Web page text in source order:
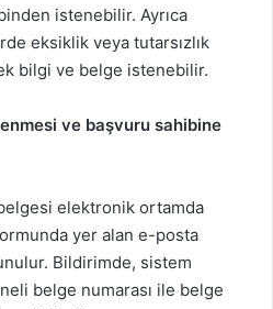
istenebilir. Ayrıca
eksiklik veya tutarsızlık
bilgi ve belge istenebilir.
ve başvuru sahibine
elektronik ortamda
yer alan e-posta
Bildirimde, sistem
belge numarası ile belge